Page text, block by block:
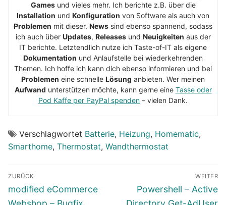
Gamesund vieles mehr. Ich berichte z.B. über die
Installation und Konfiguration von Software als auch von
Problemen mit dieser. News sind ebenso spannend, sodass
ich auch über Updates, Releasesund Neuigkeiten aus der
IT berichte. Letztendlich nutze ich Taste-of-IT als eigene
Dokumentation und Anlaufstelle bei wiederkehrenden
Themen. Ich hoffe ich kann dich ebenso informieren und bei
Problemen eine schnelle Lösung anbieten. Wer meinen
Aufwand unterstützen möchte, kann gerne eine Tasse oder
Pod Kaffe per PayPal spenden – vielen Dank.
Verschlagwortet Batterie, Heizung, Homematic,
Smarthome, Thermostat, Wandthermostat
Beitragsnavigation
ZURÜCK
Vorheriger
Beitrag:
modified eCommerce
WEITER
Nächster
Beitrag:
Powershell – Active